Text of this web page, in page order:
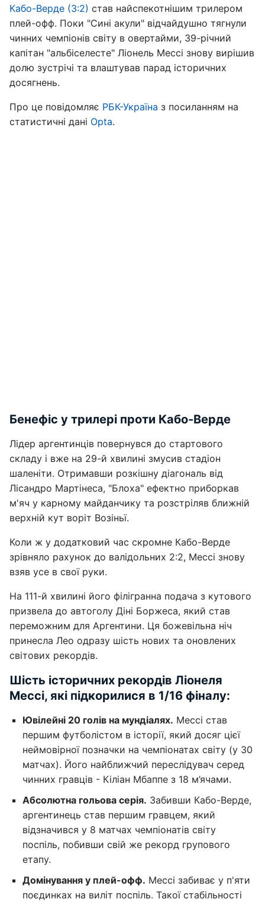
Кабо-Верде (3:2) став найспекотнішим трилером
плей-офф. Поки "Сині акули" відчайдушно тягнули
чинних чемпіонів світу в овертайми, 39-річний
капітан "альбіселесте" Ліонель Мессі знову вирішив
долю зустрічі та влаштував парад історичних
досягнень.
Про це повідомляє РБК-Україна з посиланням на
статистичні дані Opta.
Бенефіс у трилері проти Кабо-Верде
Лідер аргентинців повернувся до стартового
складу і вже на 29-й хвилині змусив стадіон
шаленіти. Отримавши розкішну діагональ від
Лісандро Мартінеса, "Блоха" ефектно приборкав
м'яч у карному майданчику та розстріляв ближній
верхній кут воріт Возіньї.
Коли ж у додатковий час скромне Кабо-Верде
зрівняло рахунок до валідольних 2:2, Мессі знову
взяв усе в свої руки.
На 111-й хвилині його філігранна подача з кутового
призвела до автоголу Діні Боржеса, який став
переможним для Аргентини. Ця божевільна ніч
принесла Лео одразу шість нових та оновлених
світових рекордів.
Шість історичних рекордів Ліонеля
Мессі, які підкорилися в 1/16 фіналу:
Ювілейні 20 голів на мундіалях. Мессі став
першим футболістом в історії, який досяг цієї
неймовірної позначки на чемпіонатах світу (у 30
матчах). Його найближчий переслідувач серед
чинних гравців - Кіліан Мбаппе з 18 м’ячами.
Абсолютна гольова серія. Забивши Кабо-Верде,
аргентинець став першим гравцем, який
відзначився у 8 матчах чемпіонатів світу
поспіль, побивши свій же рекорд групового
етапу.
Домінування у плей-офф. Мессі забиває у п'яти
поєдинках на виліт поспіль. Такої стабільності